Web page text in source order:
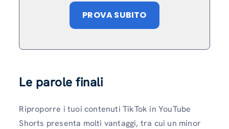
PROVA SUBITO
Le parole finali
Riproporre i tuoi contenuti TikTok in YouTube
Shorts presenta molti vantaggi, tra cui un minor